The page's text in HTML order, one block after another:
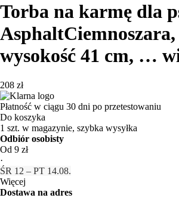
Torba na karmę dla
Asphalt
wysokość 41 cm, …
208 zł
Płatność w ciągu 30 dni po przetestowaniu
Do koszyka
1 szt. w magazynie, szybka wysyłka
Odbiór osobisty
Od 9 zł
·
ŚR 12 – PT 14.08.
Więcej
Dostawa na adres